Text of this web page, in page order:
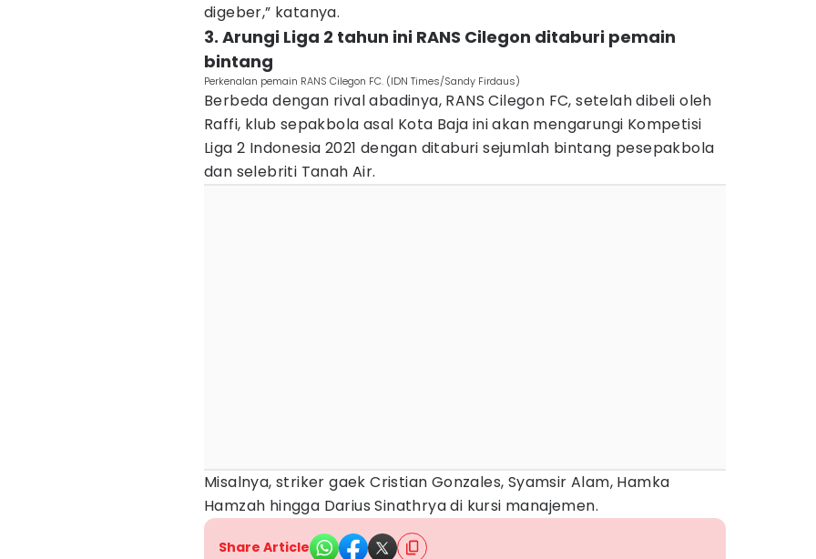
digeber,” katanya.
3. Arungi Liga 2 tahun ini RANS Cilegon ditaburi pemain
bintang
Perkenalan pemain RANS Cilegon FC. (IDN Times/Sandy Firdaus)
Berbeda dengan rival abadinya, RANS Cilegon FC, setelah dibeli oleh
Raffi, klub sepakbola asal Kota Baja ini akan mengarungi Kompetisi
Liga 2 Indonesia 2021 dengan ditaburi sejumlah bintang pesepakbola
dan selebriti Tanah Air.
Misalnya, striker gaek Cristian Gonzales, Syamsir Alam, Hamka
Hamzah hingga Darius Sinathrya di kursi manajemen.
Share Article